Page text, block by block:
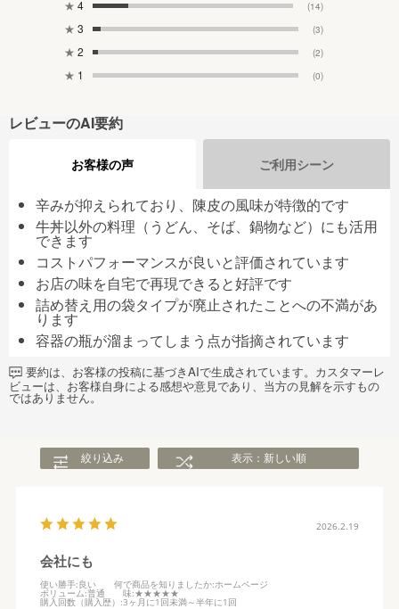
★ 4 (14)
★ 3 (3)
★ 2 (2)
★ 1 (0)
レビューのAI要約
お客様の声 ご利用シーン
辛みが抑えられており、陳皮の風味が特徴的です
牛丼以外の料理（うどん、そば、鍋物など）にも活用
できます
コストパフォーマンスが良いと評価されています
お店の味を自宅で再現できると好評です
詰め替え用の袋タイプが廃止されたことへの不満があ
ります
容器の瓶が溜まってしまう点が指摘されています
要約は、お客様の投稿に基づきAIで生成されています。カスタマーレ
ビューは、お客様自身による感想や意見であり、当方の見解を示すもの
ではありません。
絞り込み 表示：新しい順
2026.2.19
会社にも
使い勝手:良い 何で商品を知りましたか:ホームページ
ボリューム:普通 味:★★★★★
購入回数（購入歴） :3ヶ月に1回未満～半年に1回